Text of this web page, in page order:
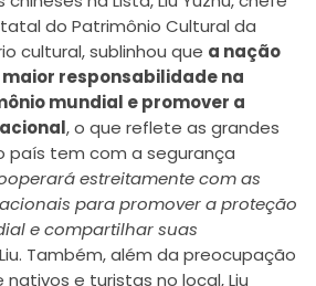
do Patrimônio Cultural da
cultural, sublinhou que a nação
responsabilidade na
mundial e promover a
, o que reflete as grandes
país tem com a segurança
estreitamente com as
para promover a proteção
e compartilhar suas
Também, além da preocupação
e turistas no local, Liu